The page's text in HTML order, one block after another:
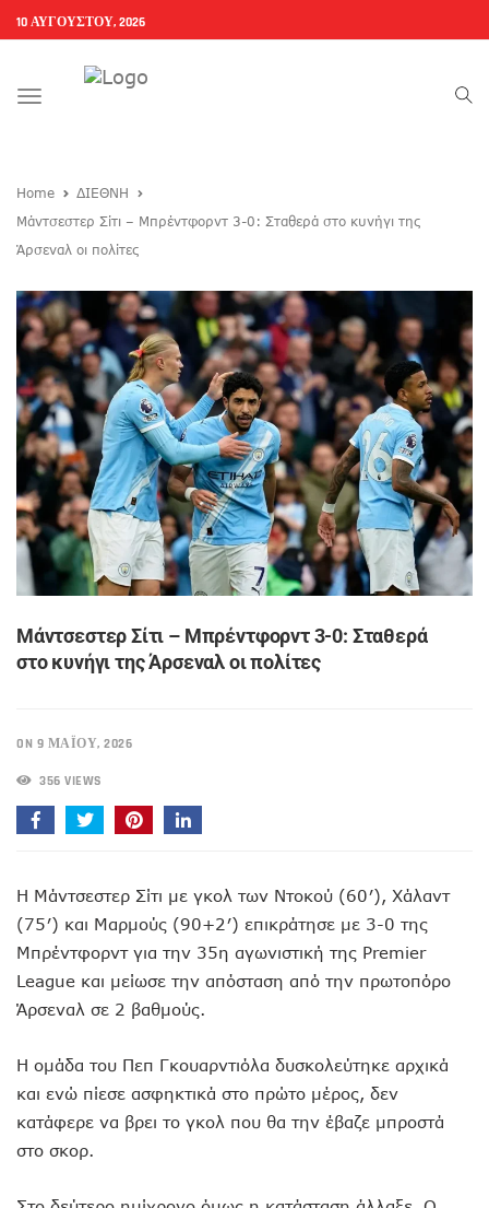
10 ΑΥΓΟΎΣΤΟΥ, 2026
Toggle
Home
ΔΙΕΘΝΗ
Μάντσεστερ Σίτι – Μπρέντφορντ 3-0: Σταθερά στο κυνήγι της
Άρσεναλ οι πολίτες
Μάντσεστερ Σίτι – Μπρέντφορντ 3-0: Σταθερά
στο κυνήγι της Άρσεναλ οι πολίτες
ON 9 ΜΑΪ́ΟΥ, 2026
356 VIEWS
Η Μάντσεστερ Σίτι με γκολ των Ντοκού (60′), Χάλαντ
(75′) και Μαρμούς (90+2′) επικράτησε με 3-0 της
Μπρέντφορντ για την 35η αγωνιστική της Premier
League και μείωσε την απόσταση από την πρωτοπόρο
Άρσεναλ σε 2 βαθμούς.
Η ομάδα του Πεπ Γκουαρντιόλα δυσκολεύτηκε αρχικά
και ενώ πίεσε ασφηκτικά στο πρώτο μέρος, δεν
κατάφερε να βρει το γκολ που θα την έβαζε μπροστά
στο σκορ.